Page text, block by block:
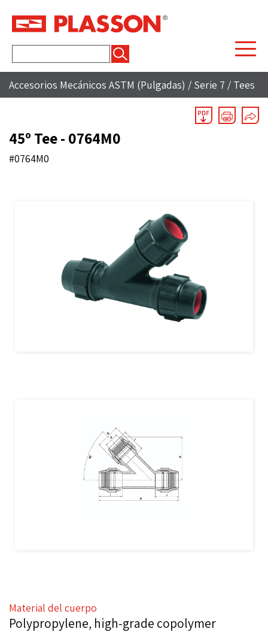
Accesorios Mecánicos ASTM (Pulgadas) / Serie 7 / Tees
45º Tee - 0764M0
#0764M0
Material del cuerpo
Polypropylene, high-grade copolymer